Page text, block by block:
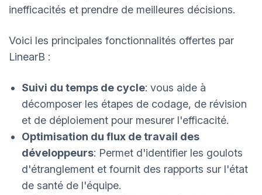
inefficacités et prendre de meilleures décisions.
Voici les principales fonctionnalités offertes par
LinearB :
Suivi du temps de cycle: vous aide à
décomposer les étapes de codage, de révision
et de déploiement pour mesurer l'efficacité.
Optimisation du flux de travail des
développeurs: Permet d'identifier les goulots
d'étranglement et fournit des rapports sur l'état
de santé de l'équipe.